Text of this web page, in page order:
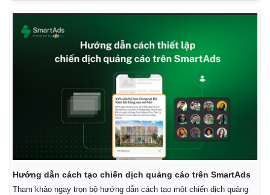
Multimedia
Video
Ảnh
E-Magazine
Infographic
Hướng dẫn cách tạo chiến dịch quảng cáo trên SmartAds
Tham khảo ngay trọn bộ hướng dẫn cách tạo một chiến dịch quảng